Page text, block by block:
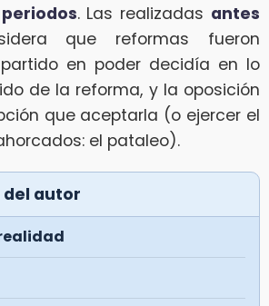
. Las realizadas antes
que reformas fueron
partido en poder decidía en lo
de la reforma, y la oposición
que aceptarla (o ejercer el
el pataleo).
autor